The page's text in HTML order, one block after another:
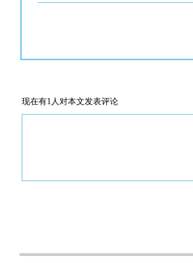
现在有1人对本文发表评论